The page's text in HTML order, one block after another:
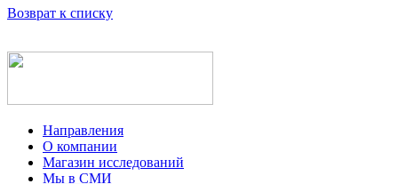
Возврат к списку
Направления
О компании
Магазин исследований
Мы в СМИ